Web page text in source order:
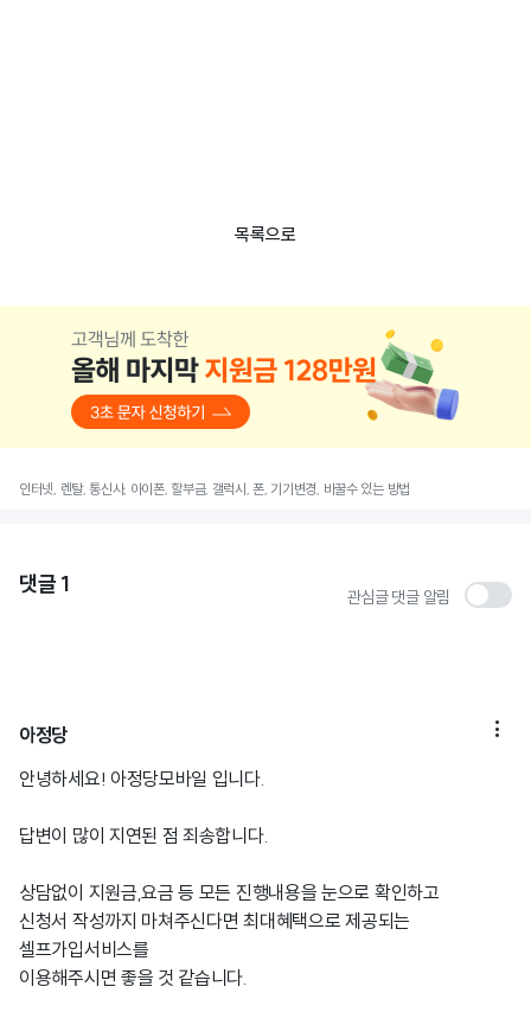
목록으로
인터넷, 렌탈, 통신사, 아이폰, 할부금, 갤럭시, 폰, 기기변경, 바꿀수 있는 방법
댓글 1 관심글 댓글 알림
아정당 
안녕하세요! 아정당모바일 입니다.
답변이 많이 지연된 점 죄송합니다.
상담없이 지원금,요금 등 모든 진행내용을 눈으로 확인하고
신청서 작성까지 마쳐주신다면 최대혜택으로 제공되는
셀프가입서비스를
이용해주시면 좋을 것 같습니다.